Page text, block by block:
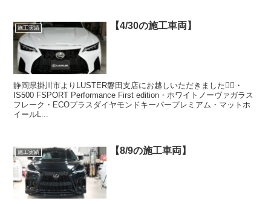
施工実績 【4/30の施工車両】
静岡県掛川市よりLUSTER磐田支店にお越しいただきました🙇‍♂️・
IS500 FSPORT Performance First edition・ホワイトノーヴァガラス
フレーク・ECOプラスダイヤモンドキーパープレミアム・マットホ
イールL...
施工実績 【8/9の施工車両】